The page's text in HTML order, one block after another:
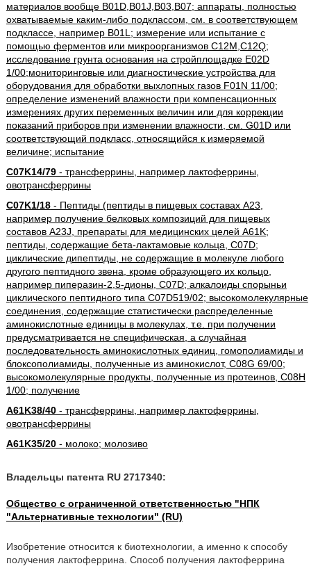
материалов вообще B01D,B01J,B03,B07; аппараты, полностью
охватываемые каким-либо подклассом, см. в соответствующем
подклассе, например B01L; измерение или испытание с
помощью ферментов или микроорганизмов C12M,C12Q;
исследование грунта основания на стройплощадке E02D
1/00;мониторинговые или диагностические устройства для
оборудования для обработки выхлопных газов F01N 11/00;
определение изменений влажности при компенсационных
измерениях других переменных величин или для коррекции
показаний приборов при изменении влажности, см. G01D или
соответствующий подкласс, относящийся к измеряемой
величине; испытание
C07K14/79- трансферрины, например лактоферрины,
овотрансферрины
C07K1/18- Пептиды (пептиды в пищевых составах A23,
например получение белковых композиций для пищевых
составов A23J, препараты для медицинских целей A61K;
пептиды, содержащие бета-лактамовые кольца, C07D;
циклические дипептиды, не содержащие в молекуле любого
другого пептидного звена, кроме образующего их кольцо,
например пиперазин-2,5-дионы, C07D; алкалоиды спорыньи
циклического пептидного типа C07D519/02; высокомолекулярные
соединения, содержащие статистически распределенные
аминокислотные единицы в молекулах, т.е. при получении
предусматривается не специфическая, а случайная
последовательность аминокислотных единиц, гомополиамиды и
блоксополиамиды, полученные из аминокислот, C08G 69/00;
высокомолекулярные продукты, полученные из протеинов, C08H
1/00; получение
A61K38/40- трансферрины, например лактоферрины,
овотрансферрины
A61K35/20- молоко; молозиво
Владельцы патента RU 2717340:
Общество с ограниченной ответственностью "НПК
"Альтернативные технологии" (RU)
Изобретение относится к биотехнологии, а именно к способу
получения лактоферрина. Способ получения лактоферрина